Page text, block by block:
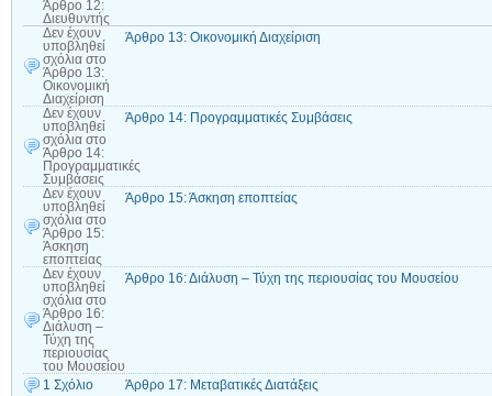
Άρθρο 12:
Διευθυντής
Δεν έχουν
υποβληθεί
σχόλια στο
Άρθρο 13:
Οικονομική
Διαχείριση
Άρθρο 13: Οικονομική Διαχείριση
Δεν έχουν
υποβληθεί
σχόλια στο
Άρθρο 14:
Προγραμματικές
Συμβάσεις
Άρθρο 14: Προγραμματικές Συμβάσεις
Δεν έχουν
υποβληθεί
σχόλια στο
Άρθρο 15:
Άσκηση
εποπτείας
Άρθρο 15: Άσκηση εποπτείας
Δεν έχουν
υποβληθεί
σχόλια στο
Άρθρο 16:
Διάλυση –
Τύχη της
περιουσίας
του Μουσείου
Άρθρο 16: Διάλυση – Τύχη της περιουσίας του Μουσείου
1 Σχόλιο
Άρθρο 17: Μεταβατικές Διατάξεις